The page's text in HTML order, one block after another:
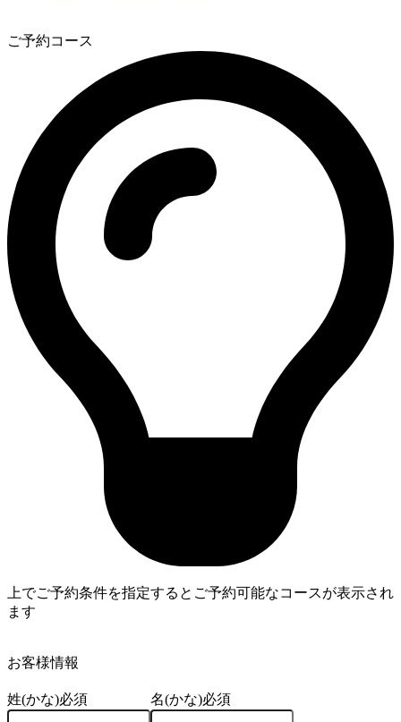
ご予約コース
上でご予約条件を指定するとご予約可能なコースが表示され
ます
お客様情報
姓(かな)必須 名(かな)必須